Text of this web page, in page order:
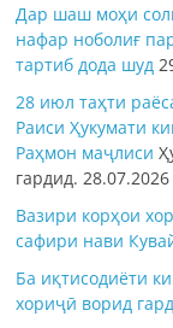
Дар шаш моҳи
нафар ноболиғ
тартиб дода шуд
28 июл таҳти
Раиси Ҳукумати
Раҳмон маҷлиси
гардид.28.07.2026
Вазири корҳои
сафири нави
Ба иқтисодиёти
хориҷӣ ворид